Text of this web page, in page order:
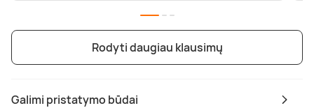
Galimi pristatymo būdai
Rodyti daugiau klausimų